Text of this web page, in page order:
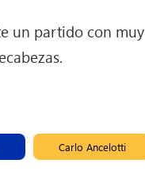
un partido con
Carlo Ancelotti